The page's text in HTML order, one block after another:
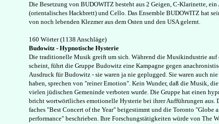
Die Besetzung von BUDOWITZ besteht aus 2 Geigen, C-Klarinette,
(orientalisches Hackbrett) und Cello. Das Ensemble BUDOWITZ hat
von noch lebenden Klezmer aus dem Osten und den USA gelernt.
160 Wörter (1138 Anschläge)
Budowitz - Hypnotische Hysterie
Die traditionelle Musik greift um sich. Während die Musikindustrie
scheint, führt die Gruppe Budowitz eine Kampagne gegen
Ausdruck für Budowitz - sie waren ja nie geplugged. Sie waren auch
haben, sprechen von "reiner Emotion". Kein Wunder, daß die Musik,
vielen jüdischen Gemeninde verboten wurde. Die Gruppe hat einen
bricht wortwörtliches emotionelle Hysterie bei ihrer Aufführungen
faches "Best Concert of the Year" beigestimmt und die Toronto
performance" beschrieben. Ihre Forschungstätigkeiten würde von The